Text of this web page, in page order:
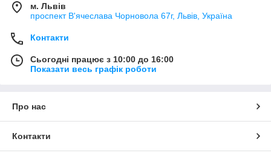
м. Львів
проспект В'ячеслава Чорновола 67г, Львів, Україна
Контакти
Сьогодні працює з 10:00 до 16:00
Показати весь графік роботи
Про нас
Контакти